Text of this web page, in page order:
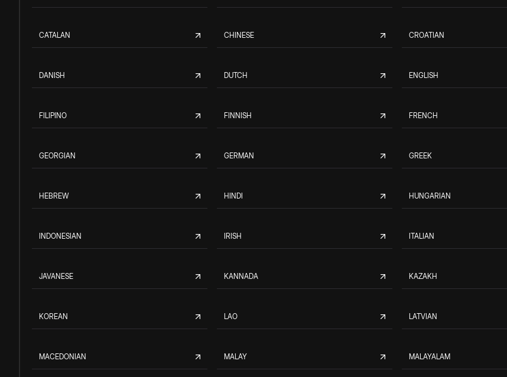
CATALAN CHINESE CROATIAN
DANISH DUTCH ENGLISH
FILIPINO FINNISH FRENCH
GEORGIAN GERMAN GREEK
HEBREW HINDI HUNGARIAN
INDONESIAN IRISH ITALIAN
JAVANESE KANNADA KAZAKH
KOREAN LAO LATVIAN
MACEDONIAN MALAY MALAYALAM